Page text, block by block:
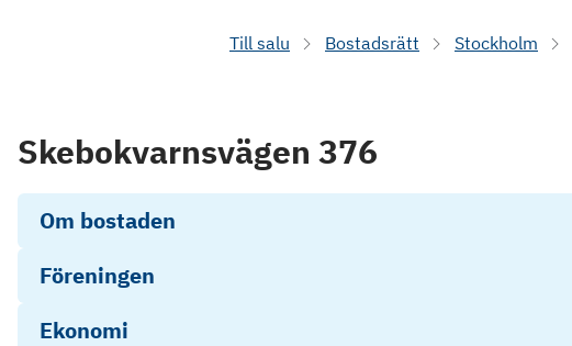
Till salu Bostadsrätt Stockholm
Skebokvarnsvägen 376
Om bostaden
Föreningen
Ekonomi